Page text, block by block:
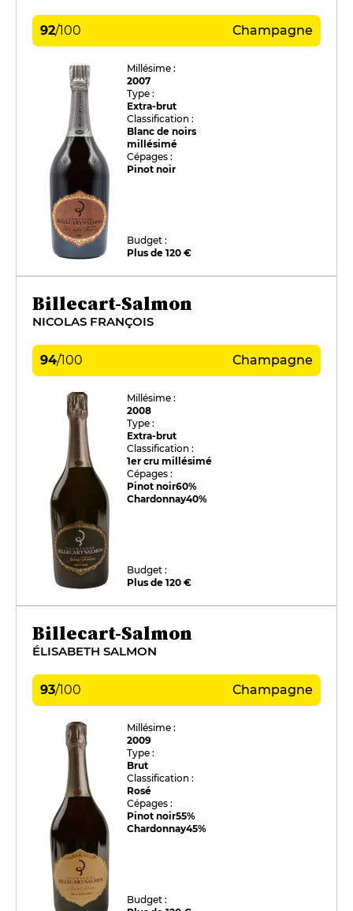
92/100 Champagne
Millésime :
2007
Type :
Extra-brut
Classification :
Blanc de noirs
millésimé
Cépages :
Pinot noir
Budget :
Plus de 120 €
Billecart-Salmon
NICOLAS FRANÇOIS
94/100 Champagne
Millésime :
2008
Type :
Extra-brut
Classification :
1er cru millésimé
Cépages :
Pinot noir60%
Chardonnay40%
Budget :
Plus de 120 €
Billecart-Salmon
ÉLISABETH SALMON
93/100 Champagne
Millésime :
2009
Type :
Brut
Classification :
Rosé
Cépages :
Pinot noir55%
Chardonnay45%
Budget :